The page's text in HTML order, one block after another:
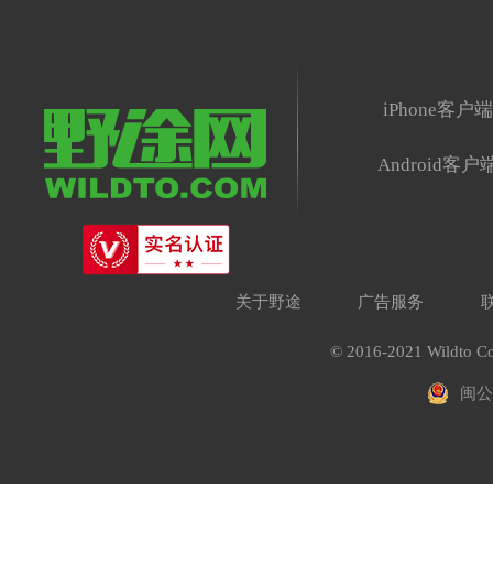
iPhone客户端
Android客户
关于野途 广告服务
© 2016-2021 Wildto
闽